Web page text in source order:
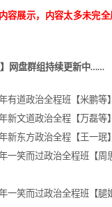
容展示，内容太多未完
网盘群组持续更新中……
道政治全程班【米鹏等】
文道政治全程【万磊等
东方政治全程【王一珉
笑而过政治全程班【周思
笑而过政治全程班【腿姐